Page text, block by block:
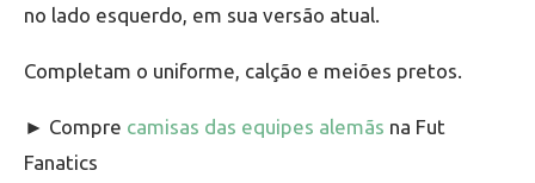
no lado esquerdo, em sua versão atual.
Completam o uniforme, calção e meiões pretos.
► Compre camisas das equipes alemãs na Fut
Fanatics